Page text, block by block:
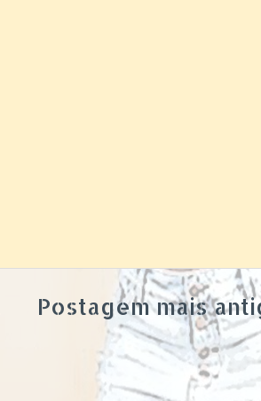
Postagem mais